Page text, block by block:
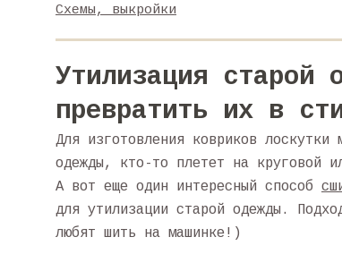
Схемы, выкройки
Утилизация старой
превратить их в
Для изготовления ковриков
одежды, кто-то плетет на круговой
А вот еще один интересный способ
для утилизации старой одежды.
любят шить на машинке!)